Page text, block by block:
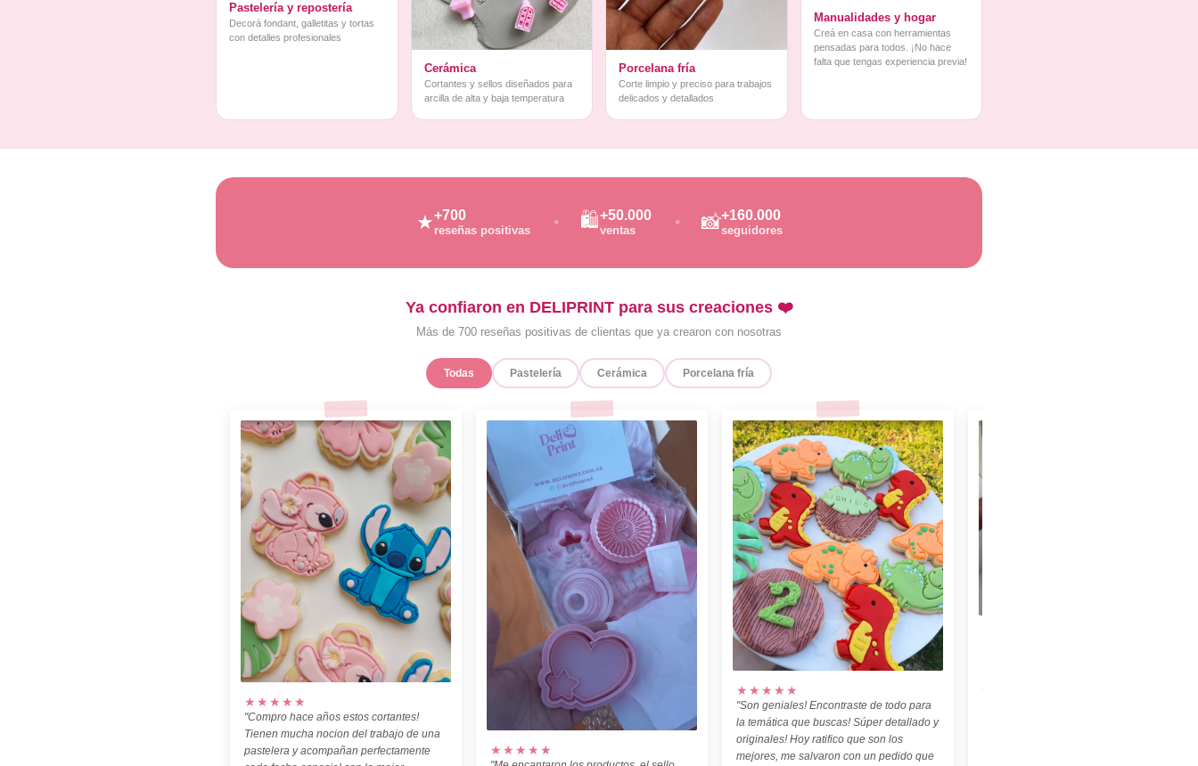
Pastelería y repostería
Decorá fondant, galletitas y tortas
con detalles profesionales
Cerámica
Cortantes y sellos diseñados para
arcilla de alta y baja temperatura
Porcelana fría
Corte limpio y preciso para trabajos
delicados y detallados
Manualidades y hogar
Creá en casa con herramientas
pensadas para todos. ¡No hace
falta que tengas experiencia previa!
★+700
reseñas positivas 🛍️+50.000
ventas 📸+160.000
seguidores
Ya confiaron en DELIPRINT para sus creaciones ❤️
Más de 700 reseñas positivas de clientas que ya crearon con nosotras
Todas Pastelería Cerámica Porcelana fría
★★★★★
"Compro hace años estos cortantes!
Tienen mucha nocion del trabajo de una
pastelera y acompañan perfectamente
★★★★★
★★★★★
"Son geniales! Encontraste de todo para
la temática que buscas! Súper detallado y
originales! Hoy ratifico que son los
mejores, me salvaron con un pedido que